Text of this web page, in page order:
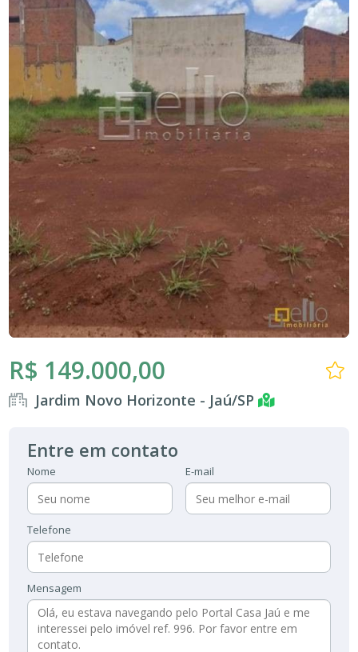
R$ 149.000,00
Jardim Novo Horizonte - Jaú/SP
Entre em contato
Nome E-mail
Telefone
Mensagem